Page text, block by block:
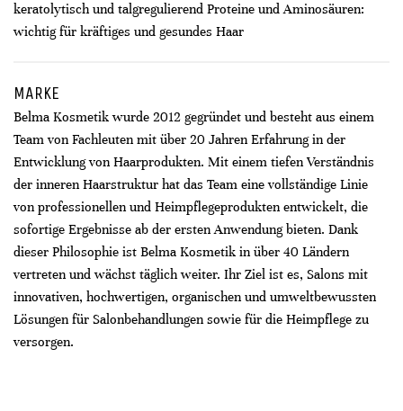
keratolytisch und talgregulierend Proteine ​​und Aminosäuren:
wichtig für kräftiges und gesundes Haar
MARKE
Belma Kosmetik wurde 2012 gegründet und besteht aus einem
Team von Fachleuten mit über 20 Jahren Erfahrung in der
Entwicklung von Haarprodukten. Mit einem tiefen Verständnis
der inneren Haarstruktur hat das Team eine vollständige Linie
von professionellen und Heimpflegeprodukten entwickelt, die
sofortige Ergebnisse ab der ersten Anwendung bieten. Dank
dieser Philosophie ist Belma Kosmetik in über 40 Ländern
vertreten und wächst täglich weiter. Ihr Ziel ist es, Salons mit
innovativen, hochwertigen, organischen und umweltbewussten
Lösungen für Salonbehandlungen sowie für die Heimpflege zu
versorgen.